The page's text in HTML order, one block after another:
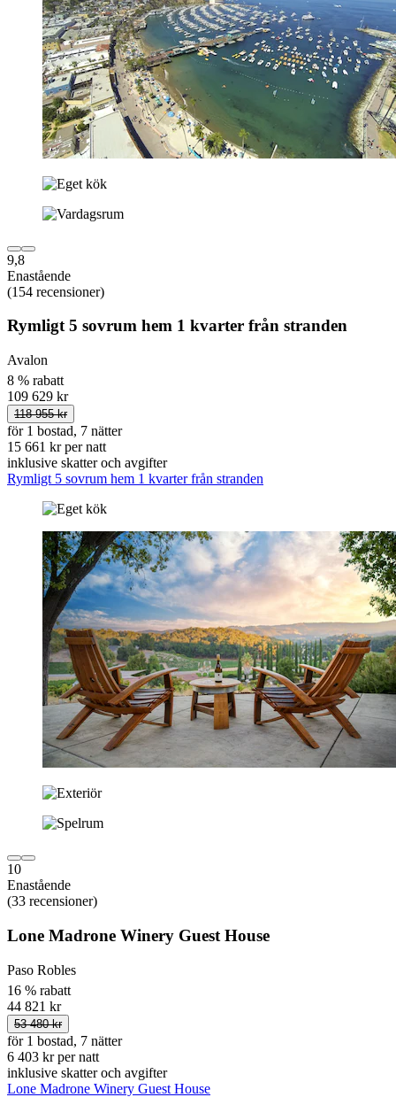
9,8
Enastående
(154 recensioner)
Rymligt 5 sovrum hem 1 kvarter från stranden
Avalon
8 % rabatt
109 629 kr
118 955 kr
för 1 bostad, 7 nätter
15 661 kr per natt
inklusive skatter och avgifter
Rymligt 5 sovrum hem 1 kvarter från stranden
10
Enastående
(33 recensioner)
Lone Madrone Winery Guest House
Paso Robles
16 % rabatt
44 821 kr
53 480 kr
för 1 bostad, 7 nätter
6 403 kr per natt
inklusive skatter och avgifter
Lone Madrone Winery Guest House